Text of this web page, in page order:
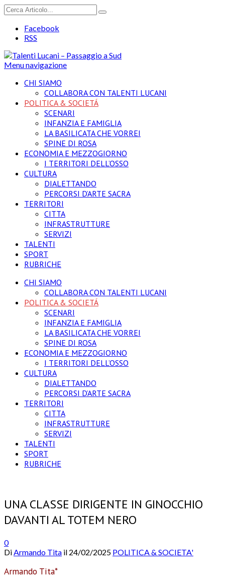
Facebook
RSS
Menu navigazione
CHI SIAMO
COLLABORA CON TALENTI LUCANI
POLITICA & SOCIETÁ
SCENARI
INFANZIA E FAMIGLIA
LA BASILICATA CHE VORREI
SPINE DI ROSA
ECONOMIA E MEZZOGIORNO
I TERRITORI DELL’OSSO
CULTURA
DIALETTANDO
PERCORSI D’ARTE SACRA
TERRITORI
CITTA
INFRASTRUTTURE
SERVIZI
TALENTI
SPORT
RUBRICHE
CHI SIAMO
COLLABORA CON TALENTI LUCANI
POLITICA & SOCIETÁ
SCENARI
INFANZIA E FAMIGLIA
LA BASILICATA CHE VORREI
SPINE DI ROSA
ECONOMIA E MEZZOGIORNO
I TERRITORI DELL’OSSO
CULTURA
DIALETTANDO
PERCORSI D’ARTE SACRA
TERRITORI
CITTA
INFRASTRUTTURE
SERVIZI
TALENTI
SPORT
RUBRICHE
UNA CLASSE DIRIGENTE IN GINOCCHIO
DAVANTI AL TOTEM NERO
0
DiArmando Tita il 24/02/2025 POLITICA & SOCIETA'
Armando Tita*